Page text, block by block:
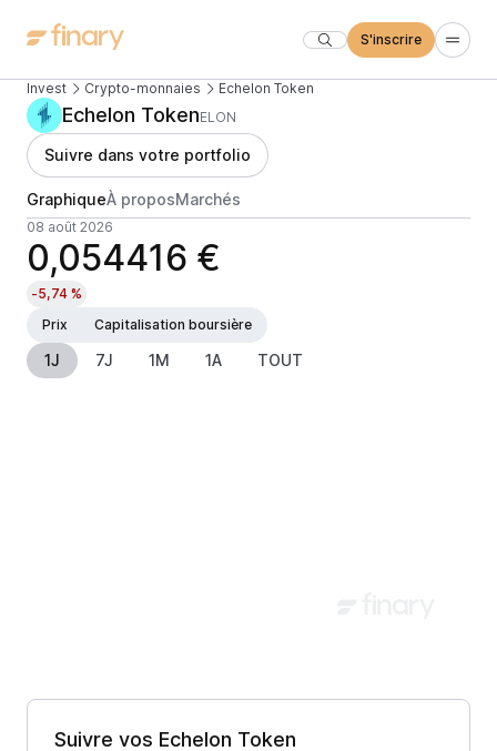
S'inscrire
Invest Crypto-monnaies Echelon Token
Echelon TokenELON
Suivre dans votre portfolio
GraphiqueÀ proposMarchés
08 août 2026
0,054416 €
-5,74 %
Prix
Capitalisation boursière
1J 7J 1M 1A TOUT
Suivre vos Echelon Token